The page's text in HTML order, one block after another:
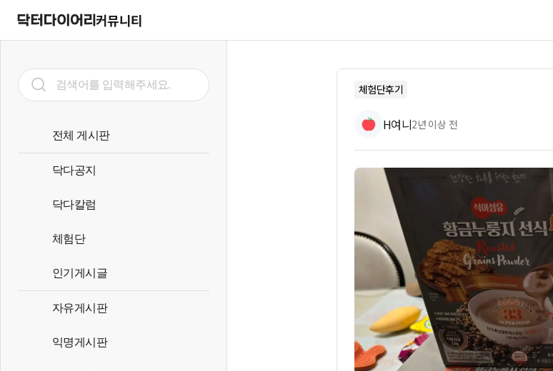
커뮤니티
전체 게시판
닥다공지
닥다칼럼
체험단
인기게시글
자유게시판
익명게시판
체험단후기
H여니2년 이상 전